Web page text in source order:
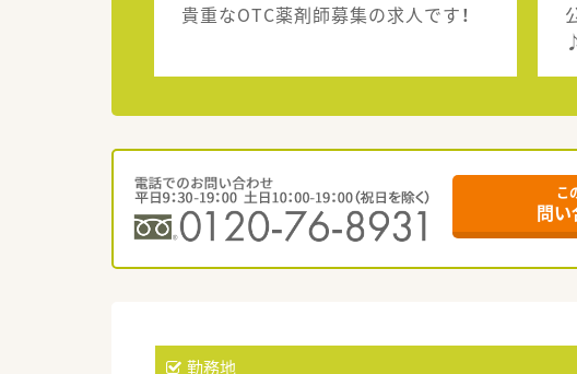
貴重なOTC薬剤師募集の求人です！
♪
こ
問い
勤務地